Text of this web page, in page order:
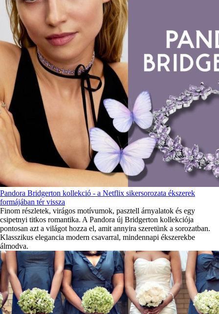
Pandora Bridgerton kollekció - a Netflix sikersorozata ékszerek
formájában tér vissza
Finom részletek, virágos motívumok, pasztell árnyalatok és egy
csipetnyi titkos romantika. A Pandora új Bridgerton kollekciója
pontosan azt a világot hozza el, amit annyira szeretünk a sorozatban.
Klasszikus elegancia modern csavarral, mindennapi ékszerekbe
álmodva.